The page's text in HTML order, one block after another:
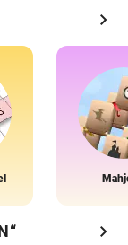
chevron_right
chevron_right